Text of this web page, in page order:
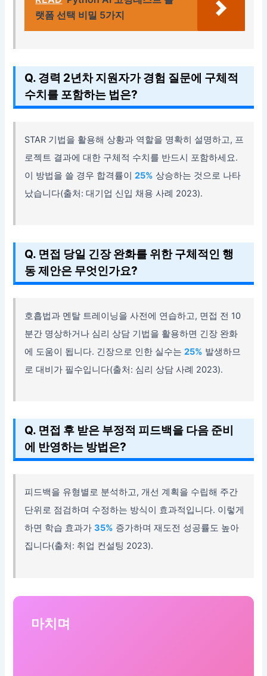
랫폼 선택 비밀 5가지
Q. 경력 2년차 지원자가 경험 질문에 구체적
수치를 포함하는 법은?
STAR 기법을 활용해 상황과 역할을 명확히 설명하고, 프
로젝트 결과에 대한 구체적 수치를 반드시 포함하세요.
이 방법을 쓸 경우 합격률이25% 상승하는 것으로 나타
났습니다(출처: 대기업 신입 채용 사례 2023).
Q. 면접 당일 긴장 완화를 위한 구체적인 행
동 제안은 무엇인가요?
호흡법과 멘탈 트레이닝을 사전에 연습하고, 면접 전 10
분간 명상하거나 심리 상담 기법을 활용하면 긴장 완화
에 도움이 됩니다. 긴장으로 인한 실수는25% 발생하므
로 대비가 필수입니다(출처: 심리 상담 사례 2023).
Q. 면접 후 받은 부정적 피드백을 다음 준비
에 반영하는 방법은?
피드백을 유형별로 분석하고, 개선 계획을 수립해 주간
단위로 점검하며 수정하는 방식이 효과적입니다. 이렇게
하면 학습 효과가35% 증가하며 재도전 성공률도 높아
집니다(출처: 취업 컨설팅 2023).
마치며